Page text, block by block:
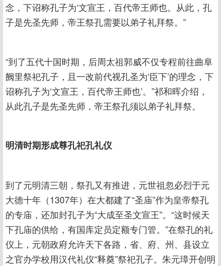
念，下诏称孔子为‘文宣王，百代帝王师也。从此，孔
子是先圣先师，帝王祭孔需要以弟子礼拜祭。”
“到了五代十国时期，后周太祖郭威不仅专程前往曲阜
阙里祭祀孔子，且一改前代视孔圣为‘臣下’的理念，下
诏称孔子为‘文宣王，百代帝王师也’。”祁和晖介绍，
从此孔子是先圣先师，帝王祭孔须以弟子礼拜祭。
明清时期形成尊孔祀孔礼仪
到了元明清三朝，祭孔又有推进，元世祖忽必烈于元
大德十年（1307年）在大都建了“圣庙”作为皇帝祭孔
的专庙，还加封孔子为“大成至圣文宣王”。“这时候天
下孔庙的供给，有国库定员定额专门管。”在祭孔的礼
仪上，元朝政府允许天下各路，省、府、州、县设立
之官办学校用汉代礼仪“释奠”祭祀孔子。朱元璋开创明